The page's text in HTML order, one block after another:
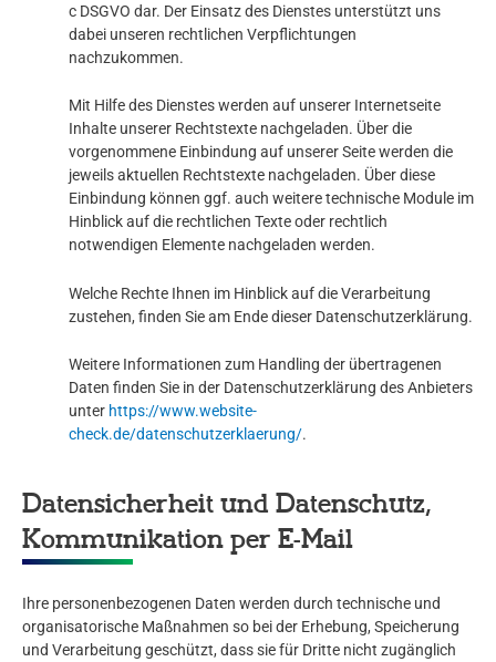
c DSGVO dar. Der Einsatz des Dienstes unterstützt uns
dabei unseren rechtlichen Verpflichtungen
nachzukommen.
Mit Hilfe des Dienstes werden auf unserer Internetseite
Inhalte unserer Rechtstexte nachgeladen. Über die
vorgenommene Einbindung auf unserer Seite werden die
jeweils aktuellen Rechtstexte nachgeladen. Über diese
Einbindung können ggf. auch weitere technische Module im
Hinblick auf die rechtlichen Texte oder rechtlich
notwendigen Elemente nachgeladen werden.
Welche Rechte Ihnen im Hinblick auf die Verarbeitung
zustehen, finden Sie am Ende dieser Datenschutzerklärung.
Weitere Informationen zum Handling der übertragenen
Daten finden Sie in der Datenschutzerklärung des Anbieters
unter https://www.website-
check.de/datenschutzerklaerung/.
Datensicherheit und Datenschutz,
Kommunikation per E-Mail
Ihre personenbezogenen Daten werden durch technische und
organisatorische Maßnahmen so bei der Erhebung, Speicherung
und Verarbeitung geschützt, dass sie für Dritte nicht zugänglich